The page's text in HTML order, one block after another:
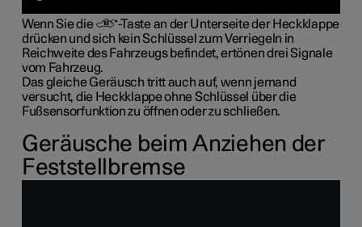
Wenn Sie die
-Taste an der Unterseite der Heckklappe
drücken und sich kein Schlüssel zum Verriegeln in
Reichweite des Fahrzeugs befindet, ertönen drei Signale
vom Fahrzeug.
Das gleiche Geräusch tritt auch auf, wenn jemand
versucht, die Heckklappe ohne Schlüssel über die
Fußsensorfunktion zu öffnen oder zu schließen.
Geräusche beim Anziehen der
Feststellbremse